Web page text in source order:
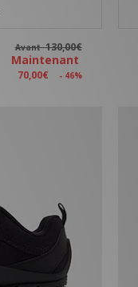
Avant130,00€
Maintenant
70,00€ - 46%